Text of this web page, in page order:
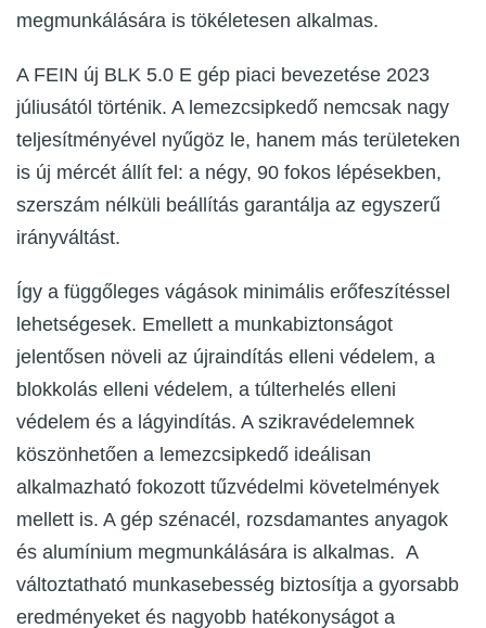
megmunkálására is tökéletesen alkalmas.
A FEIN új BLK 5.0 E gép piaci bevezetése 2023
júliusától történik. A lemezcsipkedő nemcsak nagy
teljesítményével nyűgöz le, hanem más területeken
is új mércét állít fel: a négy, 90 fokos lépésekben,
szerszám nélküli beállítás garantálja az egyszerű
irányváltást.
Így a függőleges vágások minimális erőfeszítéssel
lehetségesek. Emellett a munkabiztonságot
jelentősen növeli az újraindítás elleni védelem, a
blokkolás elleni védelem, a túlterhelés elleni
védelem és a lágyindítás. A szikravédelemnek
köszönhetően a lemezcsipkedő ideálisan
alkalmazható fokozott tűzvédelmi követelmények
mellett is. A gép szénacél, rozsdamantes anyagok
és alumínium megmunkálására is alkalmas. A
változtatható munkasebesség biztosítja a gyorsabb
eredményeket és nagyobb hatékonyságot a